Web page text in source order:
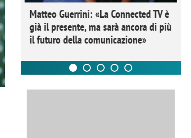
Matteo Guerrini: «La Connected TV è
già il presente, ma sarà ancora di più
il futuro della comunicazione»